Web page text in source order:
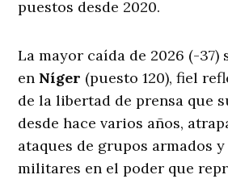
puestos desde 2020.
La mayor caída de 2026 (-37)
en Níger (puesto 120), fiel
de la libertad de prensa que
desde hace varios años,
ataques de grupos armados
militares en el poder que